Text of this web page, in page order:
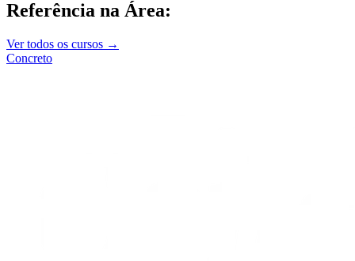
Referência na Área:
Ver todos os cursos →
Concreto